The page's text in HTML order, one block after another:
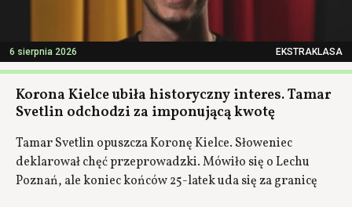
6 sierpnia 2026 EKSTRAKLASA
Korona Kielce ubiła historyczny interes. Tamar
Svetlin odchodzi za imponującą kwotę
Tamar Svetlin opuszcza Koronę Kielce. Słoweniec
deklarował chęć przeprowadzki. Mówiło się o Lechu
Poznań, ale koniec końców 25-latek uda się za granicę